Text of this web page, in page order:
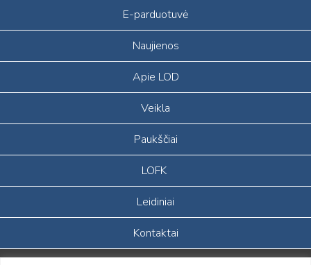
E-parduotuvė
Naujienos
Apie LOD
Veikla
Paukščiai
LOFK
Leidiniai
Kontaktai